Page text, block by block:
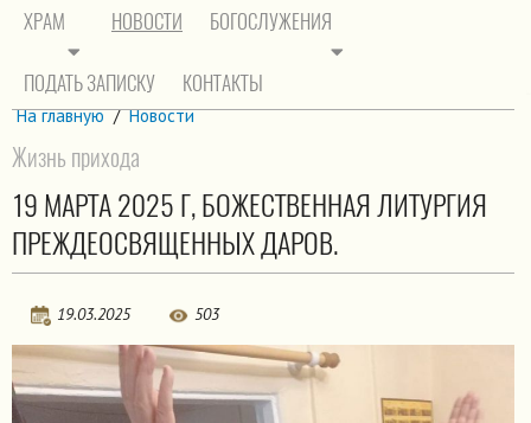
ХРАМ НОВОСТИ БОГОСЛУЖЕНИЯ
ПОДАТЬ ЗАПИСКУ КОНТАКТЫ
На главную / Новости
Жизнь прихода
19 МАРТА 2025 Г, БОЖЕСТВЕННАЯ ЛИТУРГИЯ
ПРЕЖДЕОСВЯЩЕННЫХ ДАРОВ.
19.03.2025 503